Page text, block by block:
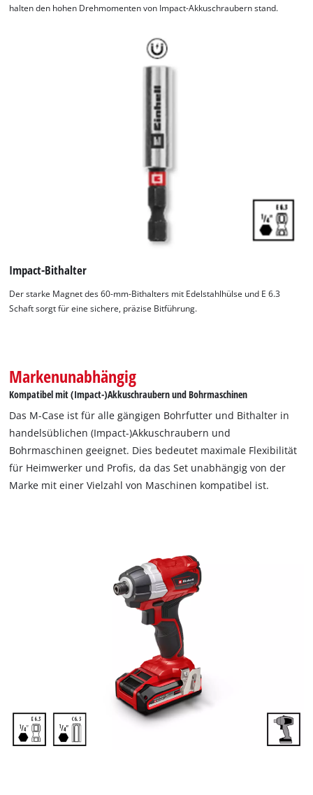
halten den hohen Drehmomenten von Impact-Akkuschraubern stand.
Impact-Bithalter
Der starke Magnet des 60-mm-Bithalters mit Edelstahlhülse und E 6.3
Schaft sorgt für eine sichere, präzise Bitführung.
Markenunabhängig
Kompatibel mit (Impact-)Akkuschraubern und Bohrmaschinen
Das M-Case ist für alle gängigen Bohrfutter und Bithalter in
handelsüblichen (Impact-)Akkuschraubern und
Bohrmaschinen geeignet. Dies bedeutet maximale Flexibilität
für Heimwerker und Profis, da das Set unabhängig von der
Marke mit einer Vielzahl von Maschinen kompatibel ist.